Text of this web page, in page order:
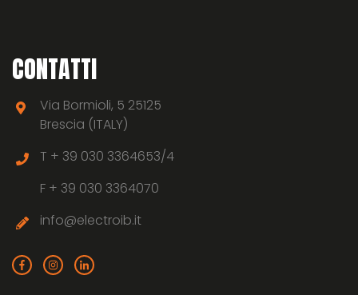
CONTATTI
Via Bormioli, 5 25125
Brescia (ITALY)
T + 39 030 3364653/4
F + 39 030 3364070
info@electroib.it